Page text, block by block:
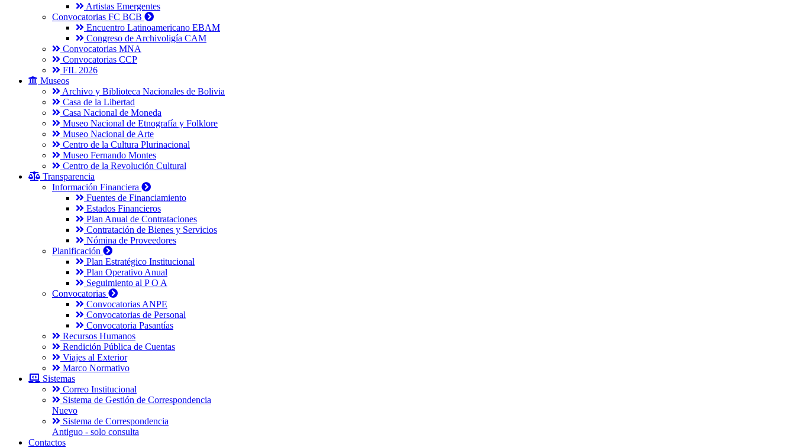
Artistas Emergentes
Convocatorias FC BCB
Encuentro Latinoamericano EBAM
Congreso de Archivoligía CAM
Convocatorias MNA
Convocatorias CCP
FIL 2026
Museos
Archivo y Biblioteca Nacionales de Bolivia
Casa de la Libertad
Casa Nacional de Moneda
Museo Nacional de Etnografía y Folklore
Museo Nacional de Arte
Centro de la Cultura Plurinacional
Museo Fernando Montes
Centro de la Revolución Cultural
Transparencia
Información Financiera
Fuentes de Financiamiento
Estados Financieros
Plan Anual de Contrataciones
Contratación de Bienes y Servicios
Nómina de Proveedores
Planificación
Plan Estratégico Institucional
Plan Operativo Anual
Seguimiento al P O A
Convocatorias
Convocatorias ANPE
Convocatorias de Personal
Convocatoria Pasantías
Recursos Humanos
Rendición Pública de Cuentas
Viajes al Exterior
Marco Normativo
Sistemas
Correo Institucional
Sistema de Gestión de Correspondencia
Nuevo
Sistema de Correspondencia
Antiguo - solo consulta
Contactos